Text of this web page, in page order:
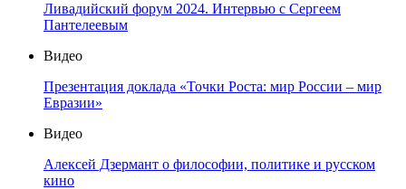
Ливадийский форум 2024. Интервью с Сергеем
Пантелеевым
Видео
Презентация доклада «Точки Роста: мир России – мир
Евразии»
Видео
Алексей Дзермант о философии, политике и русском
кино